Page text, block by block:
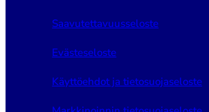
Saavutettavuusseloste
Evästeseloste
Käyttöehdot ja tietosuojaseloste